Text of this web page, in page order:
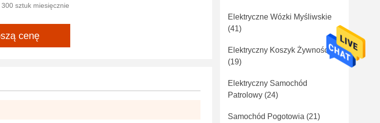
sztuk miesięcznie
cenę
Elektryczne Wózki Myśliwskie
(41)
Elektryczny Koszyk Żywności
(19)
Elektryczny Samochód
Patrolowy (24)
Samochód Pogotowia (21)